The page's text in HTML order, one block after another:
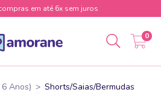
em até 6x sem juros
0
Anos) > Shorts/Saias/Bermudas